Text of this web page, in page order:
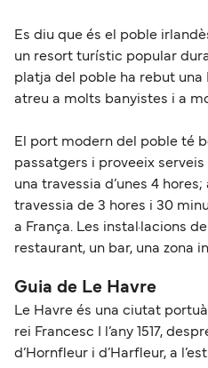
Es diu que és el poble
un resort turístic popular
platja del poble ha rebut una
atreu a molts banyistes i a
El port modern del poble té
passatgers i proveeix
una travessia d’unes 4
travessia de 3 hores i 30
a França. Les instal·lacions
restaurant, un bar, una zona
Guia de Le Havre
Le Havre és una ciutat
rei Francesc I l’any 1517,
d’Hornfleur i d’Harfleur, a